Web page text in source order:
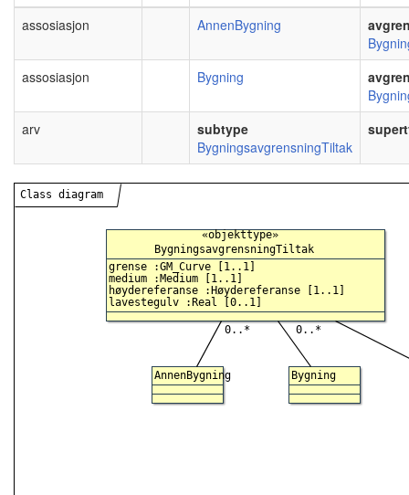
assosiasjon
AnnenBygning
assosiasjon
Bygning
arv
subtype
BygningsavgrensningTiltak